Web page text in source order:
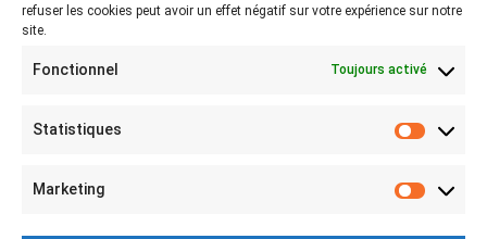
refuser les cookies peut avoir un effet négatif sur votre expérience sur notre
site.
Fonctionnel Toujours activé
Statistiques
Marketing